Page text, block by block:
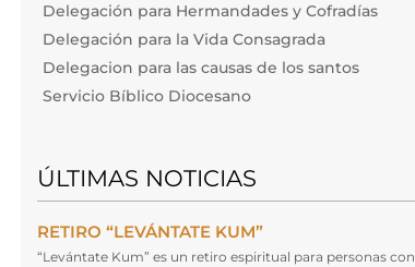
Delegación para Hermandades y Cofradías
Delegación para la Vida Consagrada
Delegacion para las causas de los santos
Servicio Bíblico Diocesano
ÚLTIMAS NOTICIAS
RETIRO “LEVÁNTATE KUM”
“Levántate Kum” es un retiro espiritual para personas con